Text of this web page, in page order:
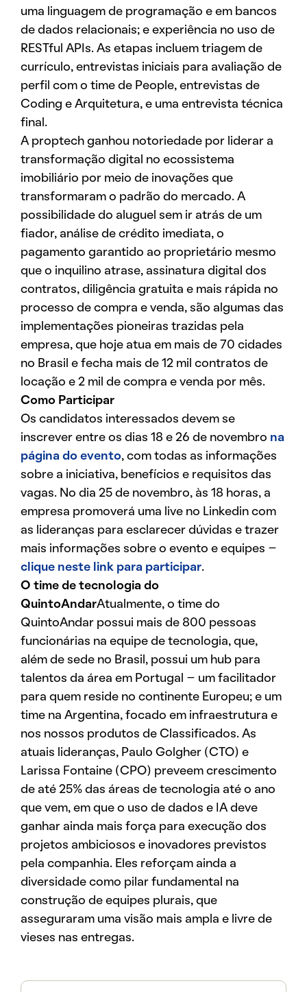
uma linguagem de programação e em bancos
de dados relacionais; e experiência no uso de
RESTful APIs. As etapas incluem triagem de
currículo, entrevistas iniciais para avaliação de
perfil com o time de People, entrevistas de
Coding e Arquitetura, e uma entrevista técnica
final.
A proptech ganhou notoriedade por liderar a
transformação digital no ecossistema
imobiliário por meio de inovações que
transformaram o padrão do mercado. A
possibilidade do aluguel sem ir atrás de um
fiador, análise de crédito imediata, o
pagamento garantido ao proprietário mesmo
que o inquilino atrase, assinatura digital dos
contratos, diligência gratuita e mais rápida no
processo de compra e venda, são algumas das
implementações pioneiras trazidas pela
empresa, que hoje atua em mais de 70 cidades
no Brasil e fecha mais de 12 mil contratos de
locação e 2 mil de compra e venda por mês.
Como Participar
Os candidatos interessados devem se
inscrever entre os dias 18 e 26 de novembro na
página do evento, com todas as informações
sobre a iniciativa, benefícios e requisitos das
vagas. No dia 25 de novembro, às 18 horas, a
empresa promoverá uma live no Linkedin com
as lideranças para esclarecer dúvidas e trazer
mais informações sobre o evento e equipes –
clique neste link para participar.
O time de tecnologia do
QuintoAndarAtualmente, o time do
QuintoAndar possui mais de 800 pessoas
funcionárias na equipe de tecnologia, que,
além de sede no Brasil, possui um hub para
talentos da área em Portugal – um facilitador
para quem reside no continente Europeu; e um
time na Argentina, focado em infraestrutura e
nos nossos produtos de Classificados. As
atuais lideranças, Paulo Golgher (CTO) e
Larissa Fontaine (CPO) preveem crescimento
de até 25% das áreas de tecnologia até o ano
que vem, em que o uso de dados e IA deve
ganhar ainda mais força para execução dos
projetos ambiciosos e inovadores previstos
pela companhia. Eles reforçam ainda a
diversidade como pilar fundamental na
construção de equipes plurais, que
asseguraram uma visão mais ampla e livre de
vieses nas entregas.